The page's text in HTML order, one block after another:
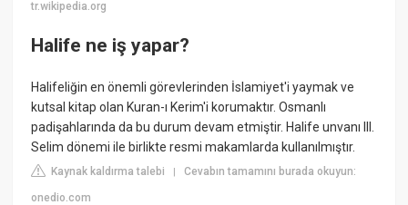
tr.wikipedia.org
Halife ne iş yapar?
Halifeliğin en önemli görevlerinden İslamiyet'i yaymak ve
kutsal kitap olan Kuran-ı Kerim'i korumaktır. Osmanlı
padişahlarında da bu durum devam etmiştir. Halife unvanı III.
Selim dönemi ile birlikte resmi makamlarda kullanılmıştır.
Kaynak kaldırma talebi |Cevabın tamamını burada okuyun:
onedio.com